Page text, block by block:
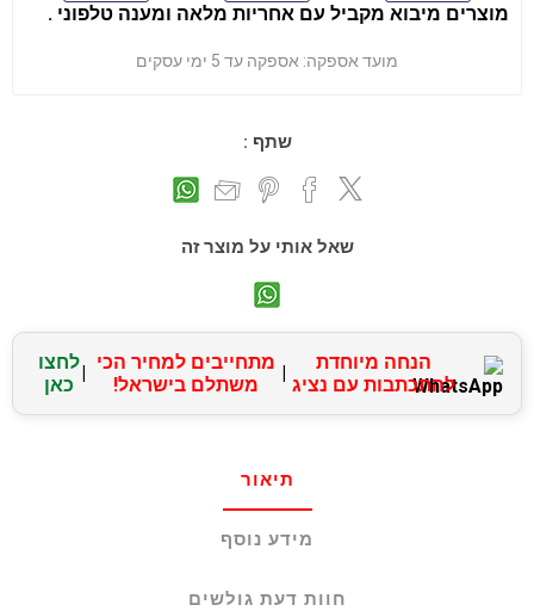
מוצרים מיבוא מקביל עם אחריות מלאה ומענה טלפוני .
מועד אספקה: אספקה עד 5 ימי עסקים
שתף :
שאל אותי על מוצר זה
הנחה מיוחדת
להתכתבות עם נציג
מתחייבים למחיר הכי
משתלם בישראל!
לחצו
כאן
תיאור
מידע נוסף
חוות דעת גולשים